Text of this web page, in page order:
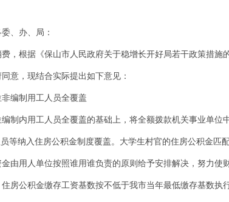
、办、局：
，根据《保山市人民政府关于稳增长开好局若干政策措施
意，现结合实际提出如下意见：
编制用工人员全覆盖
制内用工人员全覆盖的基础上，将全额拨款机关事业单位
等纳入住房公积金制度覆盖。大学生村官的住房公积金匹
由用人单位按照谁用谁负责的原则给予安排解决，努力使
房公积金缴存工资基数按不低于我市当年最低缴存基数执